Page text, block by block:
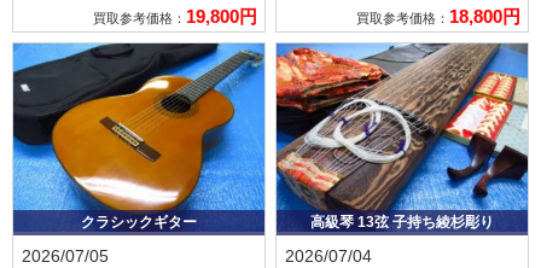
買取参考価格： 19,800円 買取参考価格： 18,800円
クラシックギター
2026/07/05
高級琴 13弦 子持ち綾杉彫り
2026/07/04